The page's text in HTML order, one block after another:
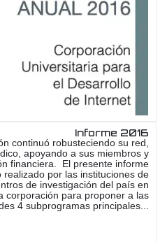
Informe 2016
continuó robusteciendo su red,
apoyando a sus miembros y
financiera. El presente informe
realizado por las instituciones de
de investigación del país en
corporación para proponer a las
4 subprogramas principales...